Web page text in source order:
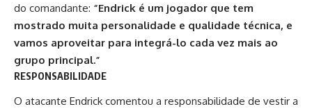
do comandante: “Endrick é um jogador que tem
mostrado muita personalidade e qualidade técnica, e
vamos aproveitar para integrá-lo cada vez mais ao
grupo principal.”
RESPONSABILIDADE
O atacante Endrick comentou a responsabilidade de vestir a